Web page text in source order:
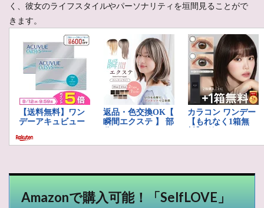
く、彼女のライフスタイルやパーソナリティを垣間見ることがで
きます。
Amazonで購入可能！「SelfLOVE」